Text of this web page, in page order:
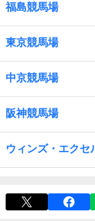
福島競馬場
東京競馬場
中京競馬場
阪神競馬場
ウィンズ・エクセ